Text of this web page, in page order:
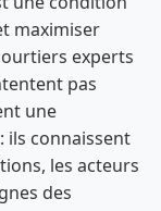
maximiser
experts
pas
une
ils connaissent
les acteurs
des